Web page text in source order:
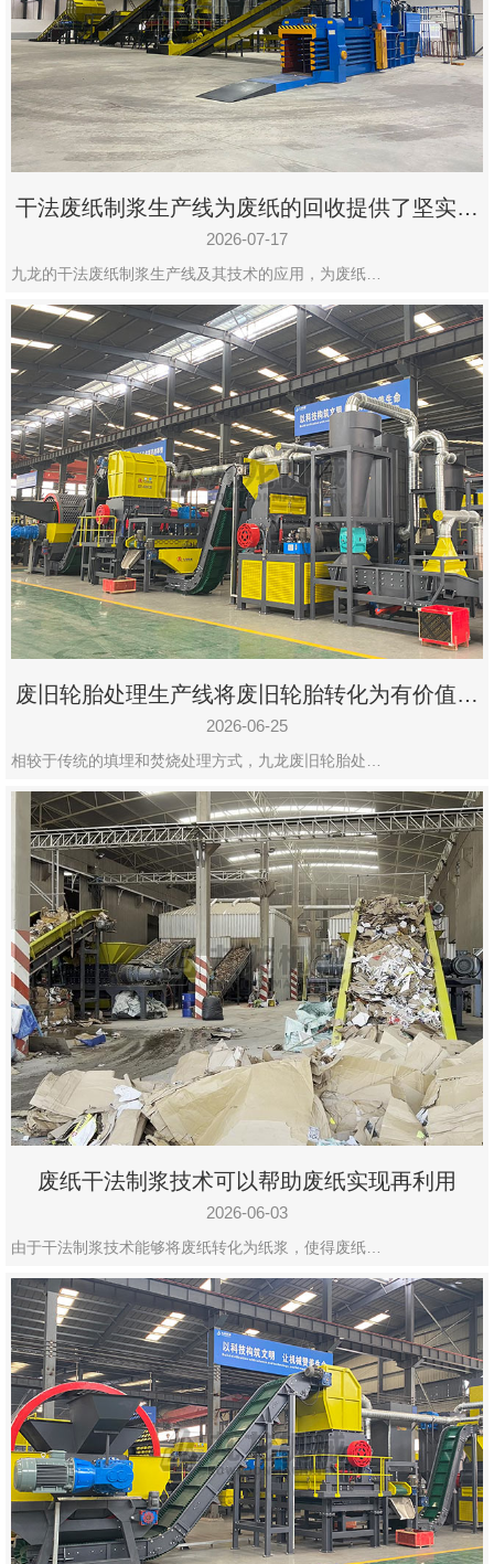
备
19020390
号-1
干法废纸制浆生产线为废纸的回收提供了坚实的
保障
2026-07-17
九龙的干法废纸制浆生产线及其技术的应用，为废纸…
废旧轮胎处理生产线将废旧轮胎转化为有价值的
资源
2026-06-25
相较于传统的填埋和焚烧处理方式，九龙废旧轮胎处…
废纸干法制浆技术可以帮助废纸实现再利用
2026-06-03
由于干法制浆技术能够将废纸转化为纸浆，使得废纸…